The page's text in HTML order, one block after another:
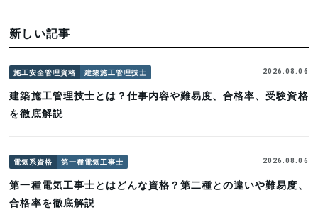
新しい記事
施工安全管理資格 建築施工管理技士 2026.08.06
建築施工管理技士とは？仕事内容や難易度、合格率、受験資格
を徹底解説
電気系資格 第一種電気工事士 2026.08.06
第一種電気工事士とはどんな資格？第二種との違いや難易度、
合格率を徹底解説